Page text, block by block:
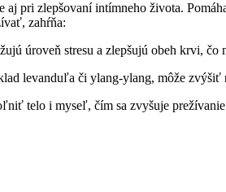
pri zlepšovaní intímneho života.
zahŕňa:
úroveň stresu a zlepšujú obeh krvi, čo
levanduľa či ylang-ylang, môže
telo i myseľ, čím sa zvyšuje